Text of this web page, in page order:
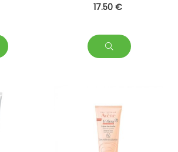
17.50 €